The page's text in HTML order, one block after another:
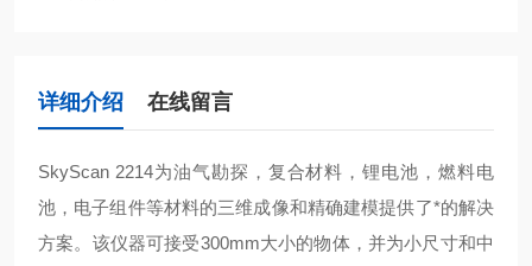
详细介绍 在线留言
SkyScan 2214为油气勘探，复合材料，锂电池，燃料电
池，电子组件等材料的三维成像和精确建模提供了*的解决
方案。该仪器可接受300mm大小的物体，并为小尺寸和中